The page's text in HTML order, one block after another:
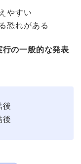
やすい
恐れがある
の一般的な発表
後
後